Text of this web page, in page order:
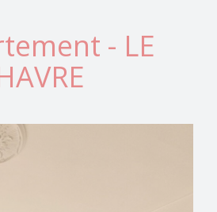
- LE